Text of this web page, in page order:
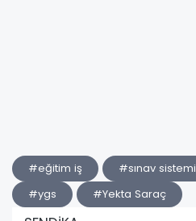
#eğitim iş #sınav sistemi
#ygs
#Yekta Saraç